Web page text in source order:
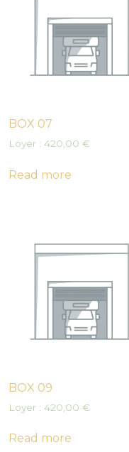
BOX 07
Loyer : 420,00 €
Read more
BOX 09
Loyer : 420,00 €
Read more